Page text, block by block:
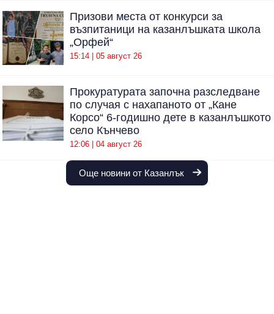
Призови места от конкурси за
възпитаници на казанлъшката школа
„Орфей“
15:14 | 05 август 26
Прокуратурата започна разследване
по случая с нахапаното от „Кане
Корсо“ 6-годишно дете в казанлъшкото
село Кънчево
12:06 | 04 август 26
Още новини от Казанлък